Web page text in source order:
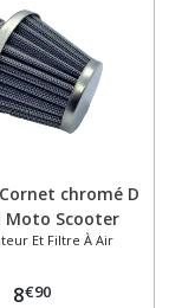
chromé D
Moto Scooter
103 Mobylette
Et Filtre À Air
8€90